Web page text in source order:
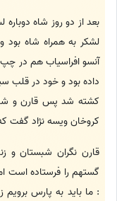
بعد از دو روز شاه
لشکر به همراه شاه
آنسو افراسیاب هم در
داده بود و خود در قلب
کشته شد پس قارن و
کروخان ویسه نژاد گفت
قارن نگران شبستان
گستهم را فرستاده است
: ما باید به پارس برویم